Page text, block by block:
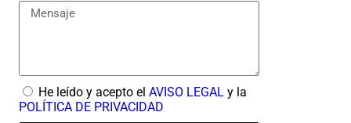
He leído y acepto el AVISO LEGAL y la
POLÍTICA DE PRIVACIDAD